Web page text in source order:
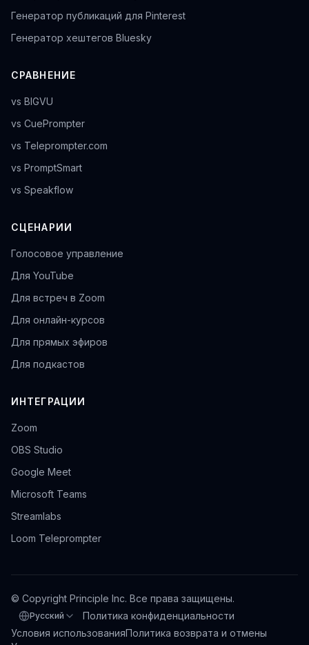
Генератор публикаций для Pinterest
Генератор хештегов Bluesky
СРАВНЕНИЕ
vs BIGVU
vs CuePrompter
vs Teleprompter.com
vs PromptSmart
vs Speakflow
СЦЕНАРИИ
Голосовое управление
Для YouTube
Для встреч в Zoom
Для онлайн-курсов
Для прямых эфиров
Для подкастов
ИНТЕГРАЦИИ
Zoom
OBS Studio
Google Meet
Microsoft Teams
Streamlabs
Loom Teleprompter
© Copyright Principle Inc. Все права защищены.
Выбрать язык
Русский
Политика конфиденциальности
Условия использованияПолитика возврата и отмены